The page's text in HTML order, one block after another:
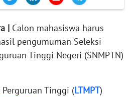
| Calon mahasiswa harus
pengumuman Seleksi
Tinggi Negeri (SNMPTN)
Perguruan Tinggi (LTMPT)